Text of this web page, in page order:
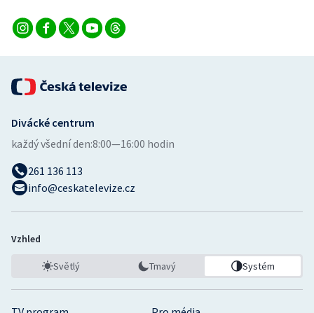
Triatlon
Veslování
Volejbal
Ostatní
Divácké centrum
každý všední den:8:00—16:00 hodin
261 136 113
info@ceskatelevize.cz
Vzhled
Světlý Tmavý Systém